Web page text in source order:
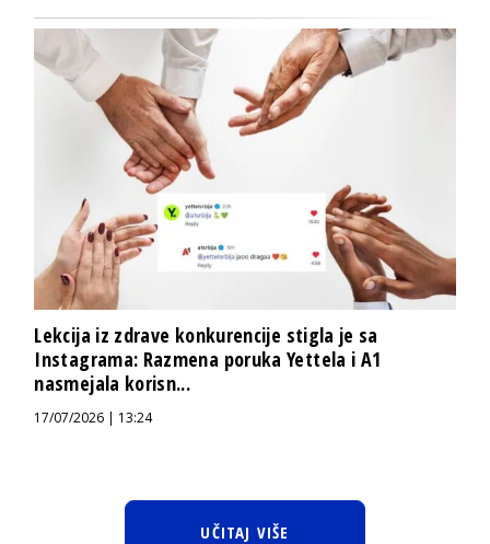
Lekcija iz zdrave konkurencije stigla je sa
Instagrama: Razmena poruka Yettela i A1
nasmejala korisn...
17/07/2026 | 13:24
UČITAJ VIŠE